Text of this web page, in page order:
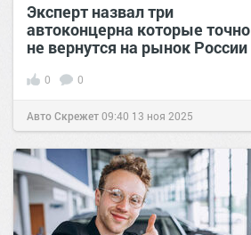
Эксперт назвал три
автоконцерна которые точно
не вернутся на рынок России
0 0
Авто Скрежет09:40 13 ноя 2025